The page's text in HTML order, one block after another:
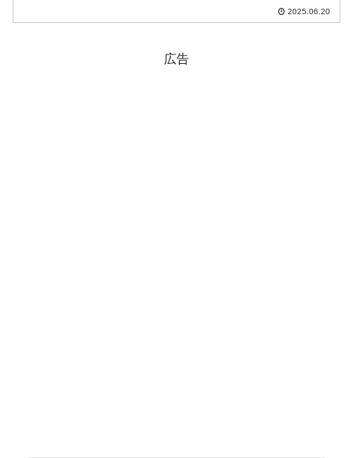
『Investing.com』より引用）。やりまし
2025.06.20
広告